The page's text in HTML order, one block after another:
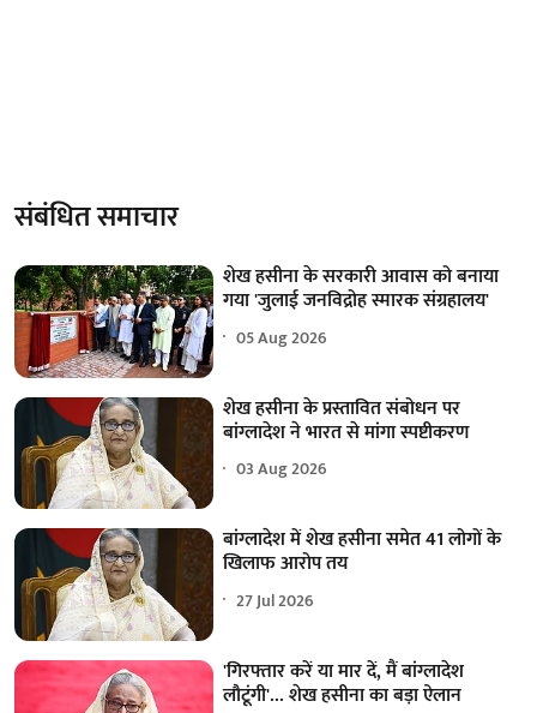
संबंधित समाचार
शेख हसीना के सरकारी आवास को बनाया
गया 'जुलाई जनविद्रोह स्मारक संग्रहालय'
05 Aug 2026
शेख हसीना के प्रस्तावित संबोधन पर
बांग्लादेश ने भारत से मांगा स्पष्टीकरण
03 Aug 2026
बांग्लादेश में शेख हसीना समेत 41 लोगों के
खिलाफ आरोप तय
27 Jul 2026
'गिरफ्तार करें या मार दें, मैं बांग्लादेश
लौटूंगी'... शेख हसीना का बड़ा ऐलान